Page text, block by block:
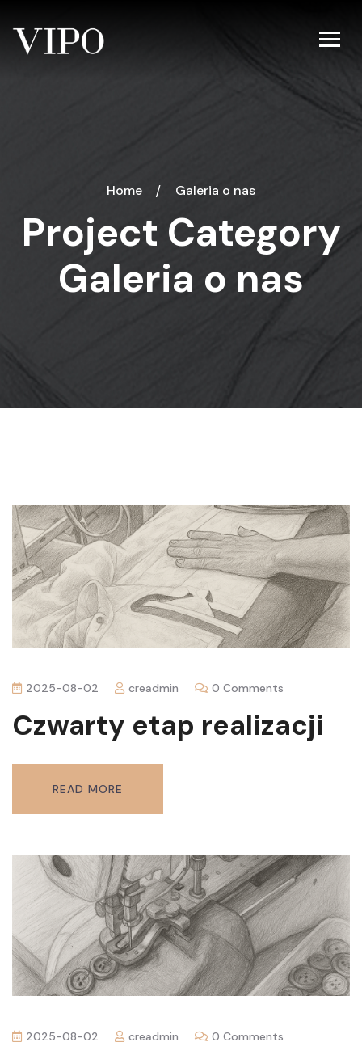
Home Galeria o nas
Project Category
Galeria o nas
2025-08-02 creadmin 0 Comments
Czwarty etap realizacji
READ MORE
2025-08-02 creadmin 0 Comments